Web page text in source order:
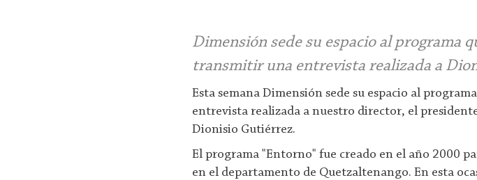
Dimensión sede su espacio al programa
transmitir una entrevista realizada a
Esta semana Dimensión sede su espacio al
entrevista realizada a nuestro director, el
Dionisio Gutiérrez.
El programa "Entorno" fue creado en el año 2000
en el departamento de Quetzaltenango. En esta